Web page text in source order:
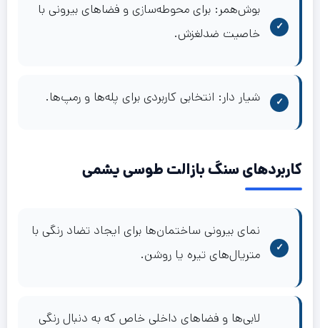
بوش‌همر: برای محوطه‌سازی و فضاهای بیرونی با
خاصیت ضدلغزش.
شیار دار: انتخابی کاربردی برای پله‌ها و رمپ‌ها.
کاربردهای سنگ بازالت طوسی یشمی
نمای بیرونی ساختمان‌ها برای ایجاد تضاد رنگی با
متریال‌های تیره یا روشن.
لابی‌ها و فضاهای داخلی خاص که به دنبال رنگی